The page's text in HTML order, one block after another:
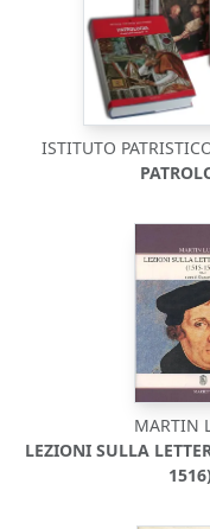
ISTITUTO
MARTIN
LEZIONI SULLA